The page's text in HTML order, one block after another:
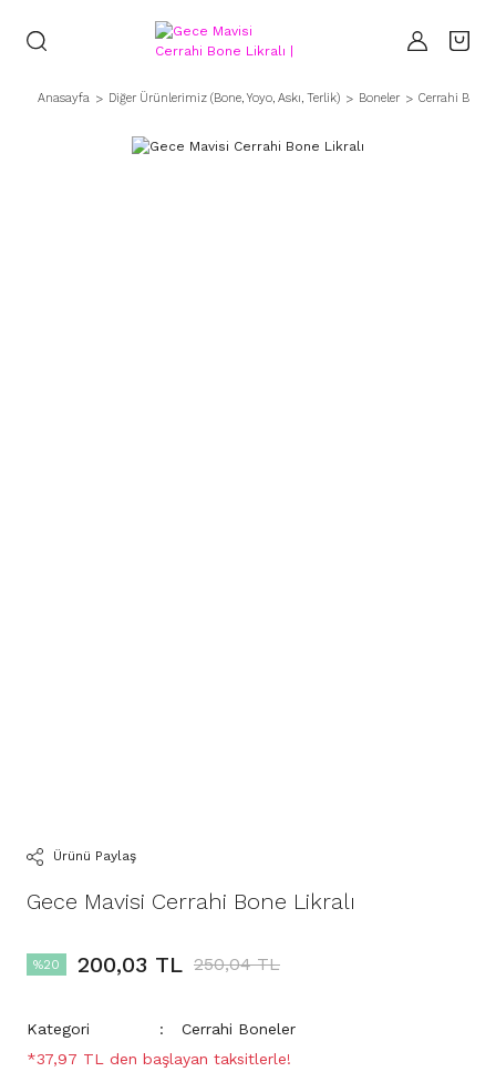
Anasayfa Diğer Ürünlerimiz (Bone, Yoyo, Askı, Terlik) Boneler Cerrahi
Ürünü Paylaş
Gece Mavisi Cerrahi Bone Likralı
%20 200,03 TL 250,04 TL
Kategori
Cerrahi Boneler
*37,97 TL den başlayan taksitlerle!